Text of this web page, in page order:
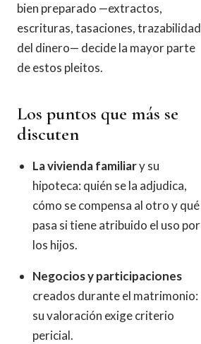
bien preparado —extractos,
escrituras, tasaciones, trazabilidad
del dinero— decide la mayor parte
de estos pleitos.
Los puntos que más se
discuten
La vivienda familiary su
hipoteca: quién se la adjudica,
cómo se compensa al otro y qué
pasa si tiene atribuido el uso por
los hijos.
Negocios y participaciones
creados durante el matrimonio:
su valoración exige criterio
pericial.